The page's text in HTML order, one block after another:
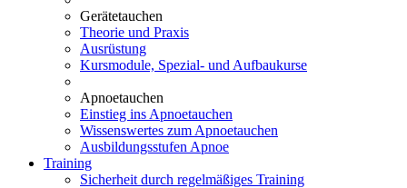
Gerätetauchen
Theorie und Praxis
Ausrüstung
Kursmodule, Spezial- und Aufbaukurse
Apnoetauchen
Einstieg ins Apnoetauchen
Wissenswertes zum Apnoetauchen
Ausbildungsstufen Apnoe
Training
Sicherheit durch regelmäßiges Training